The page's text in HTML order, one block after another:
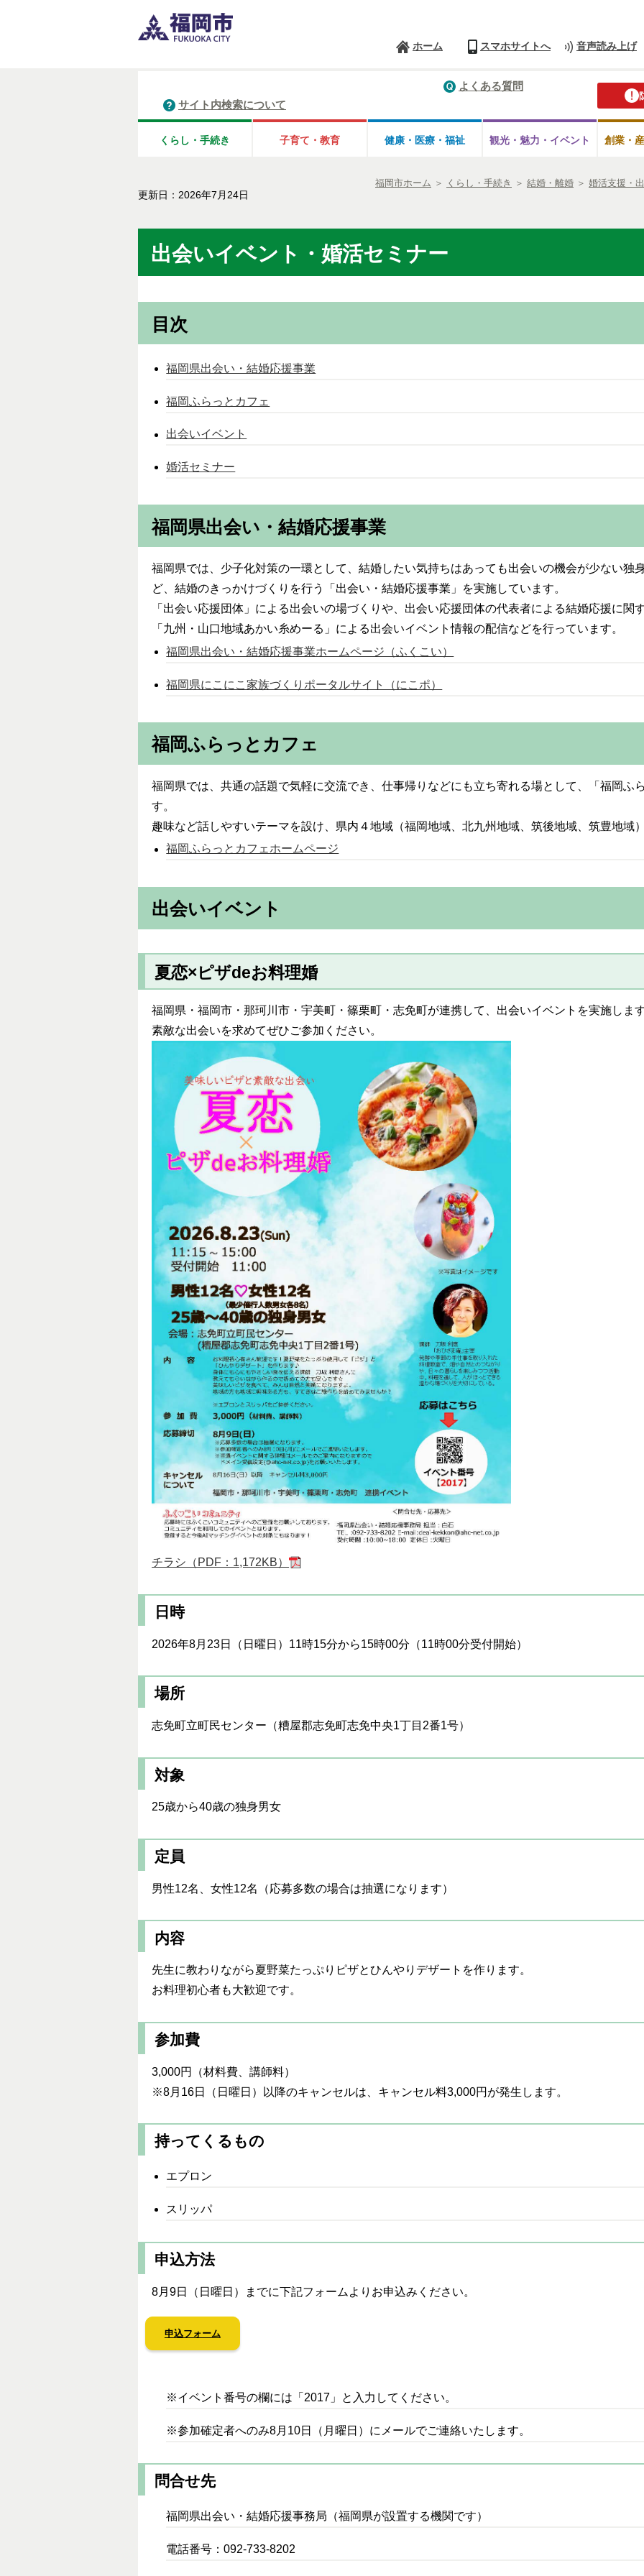
ホーム スマホサイトへ 音声読み上げ
よくある質問
サイト内検索について
くらし・手続き 子育て・教育 健康・医療・ 福祉 観光・魅力・ イベント 創業・
福岡市ホーム ＞ くらし・手続き ＞ 結婚・離婚 ＞ 婚活支援・
更新日：2026年7月24日
出会いイベント・婚活セミナー
目次
福岡県出会い・結婚応援事業
福岡ふらっとカフェ
出会いイベント
婚活セミナー
福岡県出会い・結婚応援事業
福岡県では、少子化対策の一環として、結婚したい気持ちはあっても出会いの機会が少ない独
ど、結婚のきっかけづくりを行う「出会い・結婚応援事業」を実施しています。
「出会い応援団体」による出会いの場づくりや、出会い応援団体の代表者による結婚応援に関
「九州・山口地域あかい糸めーる」による出会いイベント情報の配信などを行っています。
福岡県出会い・結婚応援事業ホームページ（ふくこい）
福岡県にこにこ家族づくりポータルサイト（にこポ）
福岡ふらっとカフェ
福岡県では、共通の話題で気軽に交流でき、仕事帰りなどにも立ち寄れる場として、「福岡ふ
す。
趣味など話しやすいテーマを設け、県内４地域（福岡地域、北九州地域、筑後地域、筑豊地域
福岡ふらっとカフェホームページ
出会いイベント
夏恋×ピザdeお料理婚
福岡県・福岡市・那珂川市・宇美町・篠栗町・志免町が連携して、出会いイベントを実施しま
素敵な出会いを求めてぜひご参加ください。
チラシ（PDF：1,172KB）
日時
2026年8月23日（日曜日）11時15分から15時00分（11時00分受付開始）
場所
志免町立町民センター（糟屋郡志免町志免中央1丁目2番1号）
対象
25歳から40歳の独身男女
定員
男性12名、女性12名（応募多数の場合は抽選になります）
内容
先生に教わりながら夏野菜たっぷりピザとひんやりデザートを作ります。
お料理初心者も大歓迎です。
参加費
3,000円（材料費、講師料）
※8月16日（日曜日）以降のキャンセルは、キャンセル料3,000円が発生します。
持ってくるもの
エプロン
スリッパ
申込方法
8月9日（日曜日）までに下記フォームよりお申込みください。
申込フォーム
※イベント番号の欄には「2017」と入力してください。
※参加確定者へのみ8月10日（月曜日）にメールでご連絡いたします。
問合せ先
福岡県出会い・結婚応援事務局（福岡県が設置する機関です）
電話番号：092-733-8202